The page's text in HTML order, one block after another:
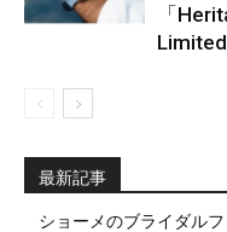
「
最新記事
ショーメのブライダル